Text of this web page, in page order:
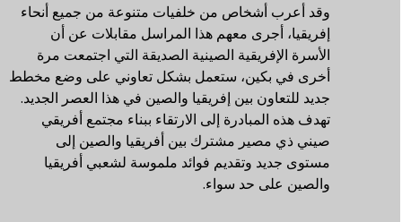
وقد أعرب أشخاص من خلفيات متنوعة من جميع أنحاء
إفريقيا، أجرى معهم هذا المراسل مقابلات عن أن
الأسرة الإفريقية الصينية الصديقة التي اجتمعت مرة
أخرى في بكين، ستعمل بشكل تعاوني على وضع مخطط
جديد للتعاون بين إفريقيا والصين في هذا العصر الجديد.
تهدف هذه المبادرة إلى الارتقاء ببناء مجتمع أفريقي
صيني ذي مصير مشترك بين أفريقيا والصين إلى
مستوى جديد وتقديم فوائد ملموسة لشعبي أفريقيا
والصين على حد سواء.